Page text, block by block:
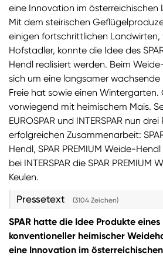
eine Innovation im österreichischen
Mit dem steirischen
einigen fortschrittlichen Landwirten,
Hofstadler, konnte die Idee des
Hendl realisiert werden. Beim
sich um eine langsamer wachsende
Freie hat sowie einen
vorwiegend mit heimischem Mais.
EUROSPAR und INTERSPAR nun
erfolgreichen Zusammenarbeit:
Hendl, SPAR PREMIUM Weide-
bei INTERSPAR die SPAR PREMIUM
Keulen.
Pressetext (3104 Zeichen)
SPAR hatte die Idee Produkte eines
konventioneller heimischer
eine Innovation im